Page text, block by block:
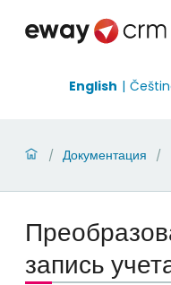
English
/ Документация /
запись